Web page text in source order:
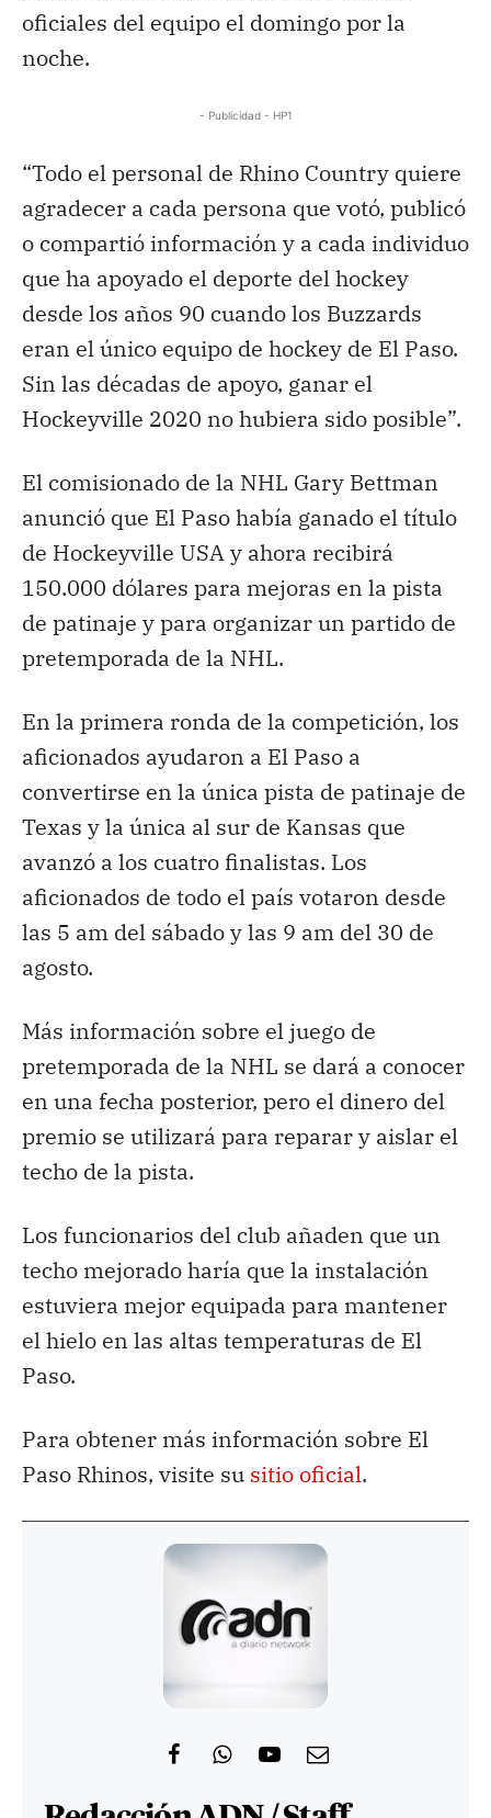
oficiales del equipo el domingo por la
noche.
- Publicidad - HP1
“Todo el personal de Rhino Country quiere
agradecer a cada persona que votó, publicó
o compartió información y a cada individuo
que ha apoyado el deporte del hockey
desde los años 90 cuando los Buzzards
eran el único equipo de hockey de El Paso.
Sin las décadas de apoyo, ganar el
Hockeyville 2020 no hubiera sido posible”.
El comisionado de la NHL Gary Bettman
anunció que El Paso había ganado el título
de Hockeyville USA y ahora recibirá
150.000 dólares para mejoras en la pista
de patinaje y para organizar un partido de
pretemporada de la NHL.
En la primera ronda de la competición, los
aficionados ayudaron a El Paso a
convertirse en la única pista de patinaje de
Texas y la única al sur de Kansas que
avanzó a los cuatro finalistas. Los
aficionados de todo el país votaron desde
las 5 am del sábado y las 9 am del 30 de
agosto.
Más información sobre el juego de
pretemporada de la NHL se dará a conocer
en una fecha posterior, pero el dinero del
premio se utilizará para reparar y aislar el
techo de la pista.
Los funcionarios del club añaden que un
techo mejorado haría que la instalación
estuviera mejor equipada para mantener
el hielo en las altas temperaturas de El
Paso.
Para obtener más información sobre El
Paso Rhinos, visite su sitio oficial.